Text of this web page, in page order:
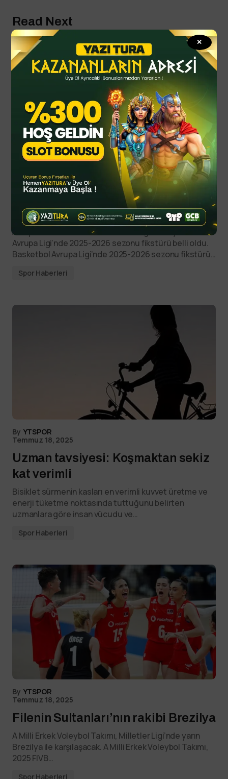
✕
Read Next
Temmuz 17, 2025
EuroLeague’de 2025-2026 sezonu
fikstürü belli oldu
Avrupa basketbolunun 1 numaralı organizasyonu
Avrupa Ligi’nde 2025-2026 sezonu fikstürü belli oldu.
Basketbol Avrupa Ligi’nde 2025-2026 sezonu fikstürü…
Spor Haberleri
By YTSPOR
Temmuz 18, 2025
Uzman tavsiyesi: Koşmaktan sekiz
kat verimli
Bisiklet sürmenin kasları en verimli kuvvet üretme ve
enerji tüketme noktasında tuttuğunu belirten
uzmanlara göre insan vücudu ve…
Spor Haberleri
By YTSPOR
Temmuz 18, 2025
Filenin Sultanları’nın rakibi Brezilya
A Milli Erkek Voleybol Takımı, Milletler Ligi’nde yarın
Brezilya ile karşılaşacak. A Milli Erkek Voleybol Takımı,
2025 FIVB…
Spor Haberleri